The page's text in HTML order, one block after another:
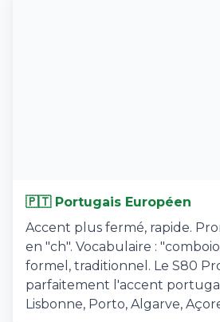
🇵🇹 Portugais Européen
Accent plus fermé, rapide.
en "ch". Vocabulaire :
formel, traditionnel. Le S80
parfaitement l'accent
Lisbonne, Porto, Algarve,